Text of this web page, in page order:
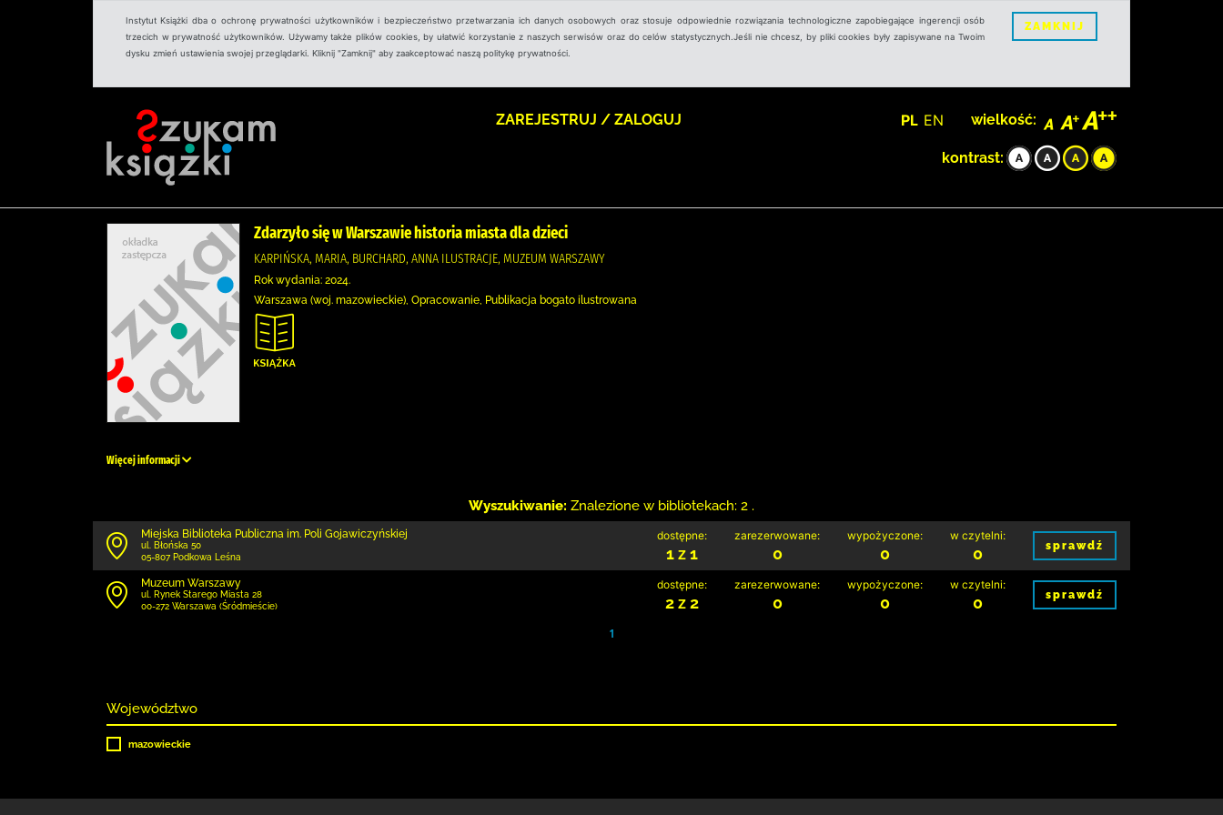
Instytut Książki dba o ochronę prywatności użytkowników i bezpieczeństwo przetwarzania ich danych osobowych oraz stosuje odpowiednie rozwiązania technologiczne zapobiegające ingerencji osób
trzecich w prywatność użytkowników. Używamy także plików cookies, by ułatwić korzystanie z naszych serwisów oraz do celów statystycznych.Jeśli nie chcesz, by pliki cookies były zapisywane na Twoim
dysku zmień ustawienia swojej przeglądarki. Kliknij "Zamknij" aby zaakceptować naszą politykę prywatności.
ZAMKNIJ
ZAREJESTRUJ / ZALOGUJ PL EN wielkość:
kontrast:
Zdarzyło się w Warszawie historia miasta dla dzieci
KARPIŃSKA, MARIA, BURCHARD, ANNA ILUSTRACJE, MUZEUM WARSZAWY
Rok wydania: 2024.
Warszawa (woj. mazowieckie), Opracowanie, Publikacja bogato ilustrowana
Więcej informacji
Wyszukiwanie: Znalezione w bibliotekach: 2 .
Miejska Biblioteka Publiczna im. Poli Gojawiczyńskiej
ul. Błońska 50
05-807 Podkowa Leśna
dostępne:
1 z 1
zarezerwowane:
0
wypożyczone:
0
w czytelni:
0 sprawdź
Muzeum Warszawy
ul. Rynek Starego Miasta 28
00-272 Warszawa (Śródmieście)
dostępne:
2 z 2
zarezerwowane:
0
wypożyczone:
0
w czytelni:
0 sprawdź
1
Województwo
mazowieckie